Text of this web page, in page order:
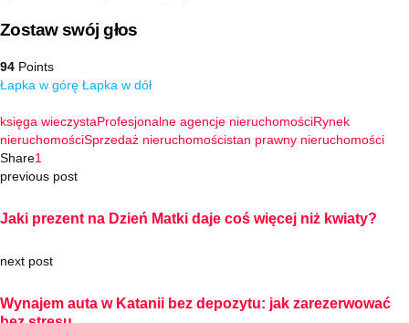
Zostaw swój głos
94 Points
Łapka w górę Łapka w dół
księga wieczystaProfesjonalne agencje nieruchomościRynek
nieruchomościSprzedaż nieruchomościstan prawny nieruchomości
Share1
previous post
Jaki prezent na Dzień Matki daje coś więcej niż kwiaty?
next post
Wynajem auta w Katanii bez depozytu: jak zarezerwować